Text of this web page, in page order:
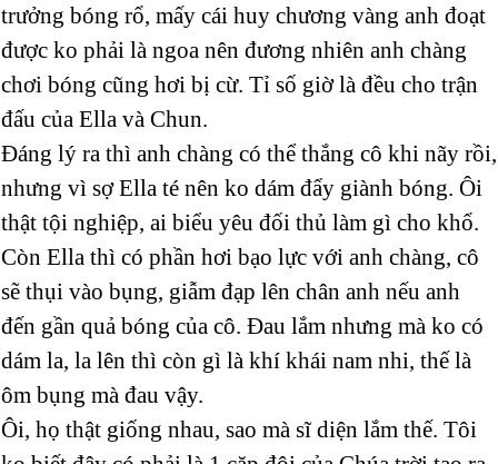
trưởng bóng rổ, mấy cái huy chương vàng anh đoạt
được ko phải là ngoa nên đương nhiên anh chàng
chơi bóng cũng hơi bị cừ. Tỉ số giờ là đều cho trận
đấu của Ella và Chun.
Đáng lý ra thì anh chàng có thể thắng cô khi nãy rồi,
nhưng vì sợ Ella té nên ko dám đẩy giành bóng. Ôi
thật tội nghiệp, ai biểu yêu đối thủ làm gì cho khổ.
Còn Ella thì có phần hơi bạo lực với anh chàng, cô
sẽ thụi vào bụng, giẫm đạp lên chân anh nếu anh
đến gần quả bóng của cô. Đau lắm nhưng mà ko có
dám la, la lên thì còn gì là khí khái nam nhi, thế là
ôm bụng mà đau vậy.
Ôi, họ thật giống nhau, sao mà sĩ diện lắm thế. Tôi